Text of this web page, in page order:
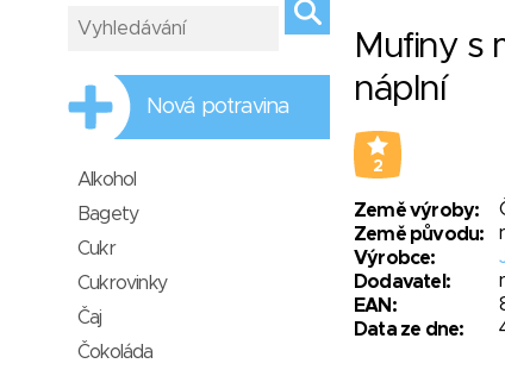
Mufiny s
náplní
2
Země výroby:
Země původu:
Výrobce:
Dodavatel:
EAN:
Data ze dne:
Nová potravina
Alkohol
Bagety
Cukr
Cukrovinky
Čaj
Čokoláda